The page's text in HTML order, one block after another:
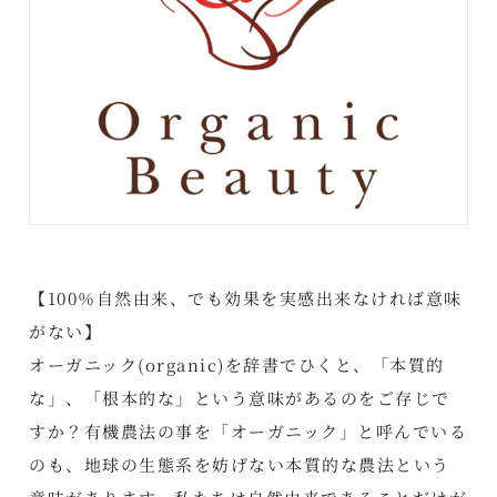
【100％自然由来、でも効果を実感出来なければ意味
がない】
オーガニック(organic)を辞書でひくと、「本質的
な」、「根本的な」という意味があるのをご存じで
すか？有機農法の事を「オーガニック」と呼んでいる
のも、地球の生態系を妨げない本質的な農法という